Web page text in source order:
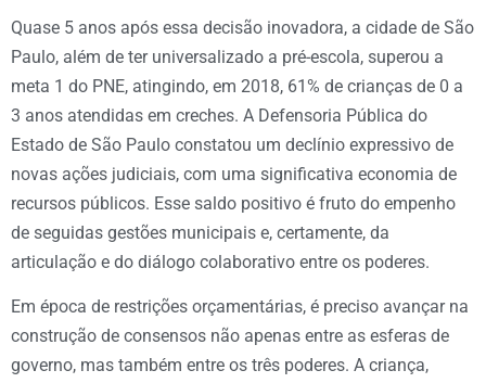
Quase 5 anos após essa decisão inovadora, a cidade de São
Paulo, além de ter universalizado a pré-escola, superou a
meta 1 do PNE, atingindo, em 2018, 61% de crianças de 0 a
3 anos atendidas em creches. A Defensoria Pública do
Estado de São Paulo constatou um declínio expressivo de
novas ações judiciais, com uma significativa economia de
recursos públicos. Esse saldo positivo é fruto do empenho
de seguidas gestões municipais e, certamente, da
articulação e do diálogo colaborativo entre os poderes.
Em época de restrições orçamentárias, é preciso avançar na
construção de consensos não apenas entre as esferas de
governo, mas também entre os três poderes. A criança,